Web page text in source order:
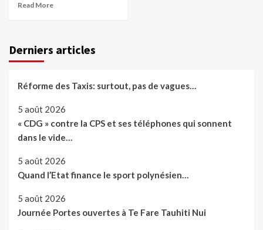
Read More
Derniers articles
Réforme des Taxis: surtout, pas de vagues…
5 août 2026
« CDG » contre la CPS et ses téléphones qui sonnent
dans le vide…
5 août 2026
Quand l’Etat finance le sport polynésien…
5 août 2026
Journée Portes ouvertes à Te Fare Tauhiti Nui